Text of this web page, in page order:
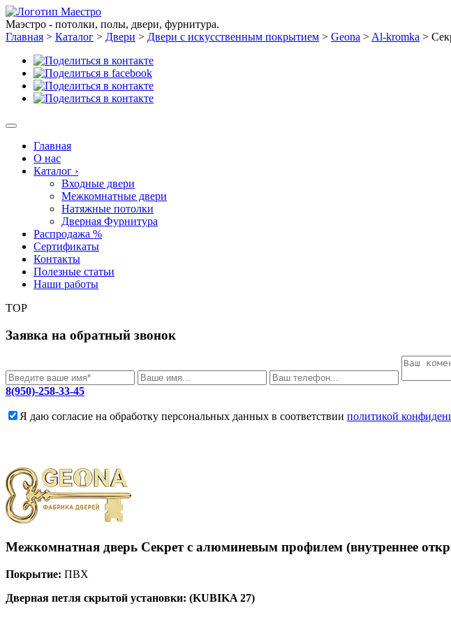
Маэстро - потолки, полы, двери, фурнитура.
Главная > Каталог > Двери > Двери с искусственным покрытием > Geona > Al-kromka >
Главная
О нас
Каталог ›
Входные двери
Межкомнатные двери
Натяжные потолки
Дверная Фурнитура
Распродажа %
Сертификаты
Контакты
Полезные статьи
Наши работы
TOP
Заявка на обратный звонок
8(950)-258-33-45
Я даю согласие на обработку персональных данных в соответствии политикой
Межкомнатная дверь Секрет с алюминевым профилем (внутреннее
Покрытие: ПВХ
Дверная петля скрытой установки: (KUBIKA 27)